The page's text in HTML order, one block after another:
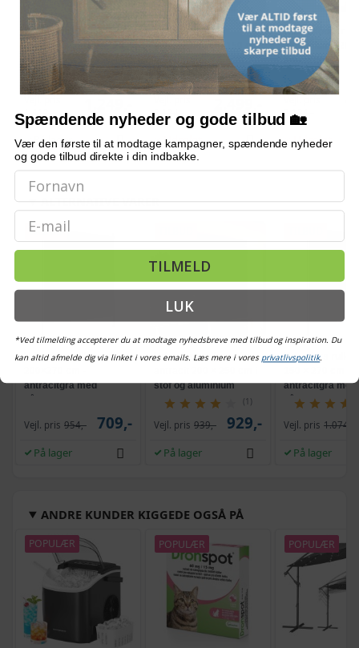
Foldbart havebord i
massivt teaktræ - 120 ×
70 × 75 cm
1.412,-
På lager
Rulleskodder
aluminium 160x150 cm
3.124,-
Udsolgt
Rulleskodder
aluminium
antracitgrå
2.124,-
Udsolgt
ALTERNATIVE VARER
TILBUD
Udendørs rullegardin
antracitgrå med
håndsving
Vejl. pris 954,- 709,-
På lager
Udendørs rullegardin -
stof og aluminium
(1)
Vejl. pris 939,- 929,-
På lager
Udendørs
antracitgrå med
håndsving
Vejl. pris 1.074,-
På lager
ANDRE KUNDER KIGGEDE OGSÅ PÅ
POPULÆR POPULÆR POPULÆR
Spændende nyheder og gode tilbud 🏡
Vær den første til at modtage kampagner, spændende nyheder
og gode tilbud direkte i din indbakke.
Email
TILMELD
LUK
*Ved tilmelding accepterer du at modtage nyhedsbreve med tilbud og inspiration. Du
kan altid afmelde dig via linket i vores emails. Læs mere i vores privatlivspolitik.